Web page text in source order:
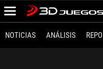
NOTICIAS ANÁLISIS